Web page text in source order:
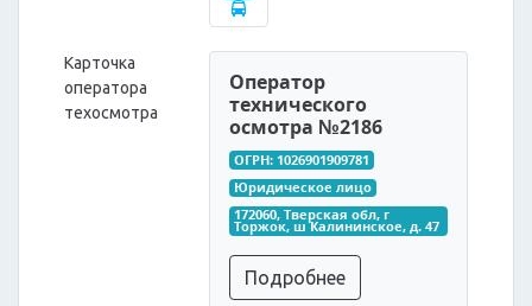
Карточка
оператора
техосмотра
Оператор
технического
осмотра №2186
ОГРН: 1026901909781
Юридическое лицо
172060, Тверская обл, г
Торжок, ш Калининское, д. 47
Подробнее